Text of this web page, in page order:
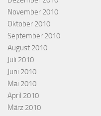
November 2010
Oktober 2010
September 2010
August 2010
Juli 2010
Juni 2010
Mai 2010
April 2010
März 2010